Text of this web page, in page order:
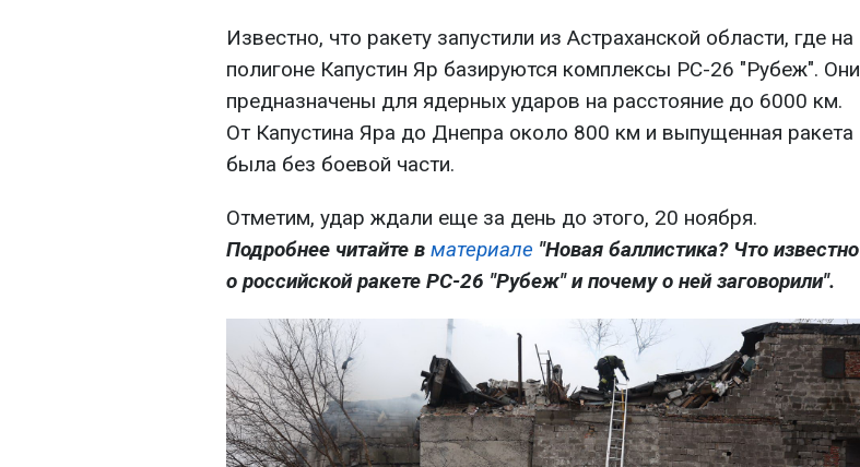
Известно, что ракету запустили из Астраханской области, где на
полигоне Капустин Яр базируются комплексы РС-26 "Рубеж". Они
предназначены для ядерных ударов на расстояние до 6000 км.
От Капустина Яра до Днепра около 800 км и выпущенная ракета
была без боевой части.
Отметим, удар ждали еще за день до этого, 20 ноября.
Подробнее читайте в материале "Новая баллистика? Что известно
о российской ракете РС-26 "Рубеж" и почему о ней заговорили".